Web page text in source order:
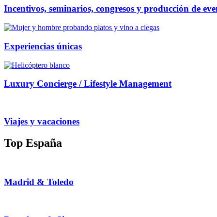
Incentivos, seminarios, congresos y producción de
Experiencias únicas
Luxury Concierge / Lifestyle Management
Viajes y vacaciones
Top España
Madrid & Toledo